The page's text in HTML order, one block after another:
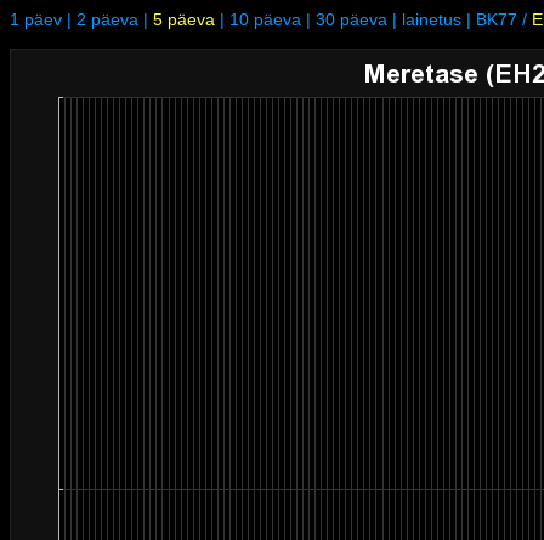
1 päev | 2 päeva | 5 päeva | 10 päeva | 30 päeva | lainetus | BK77 /